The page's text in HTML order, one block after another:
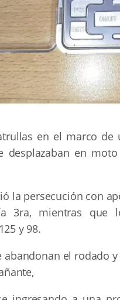
en el marco de
en
la persecución con
3ra, mientras que
y 98.
el rodado